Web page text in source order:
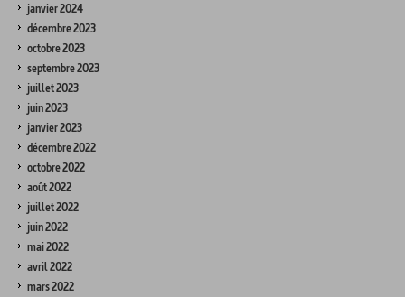
janvier 2024
décembre 2023
octobre 2023
septembre 2023
juillet 2023
juin 2023
janvier 2023
décembre 2022
octobre 2022
août 2022
juillet 2022
juin 2022
mai 2022
avril 2022
mars 2022